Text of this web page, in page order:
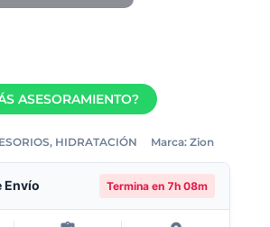
ASESORAMIENTO?
, HIDRATACIÓN Marca: Zion
Envío Termina en 7h 08m